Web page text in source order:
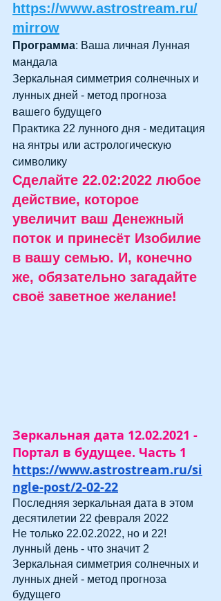
https://www.astrostream.ru/
mirrow
Программа: Ваша личная Лунная
мандала
Зеркальная симметрия солнечных и
лунных дней - метод прогноза
вашего будущего
Практика 22 лунного дня - медитация
на янтры или астрологическую
символику
Сделайте 22.02:2022 любое
действие, которое
увеличит ваш Денежный
поток и принесёт Изобилие
в вашу семью. И, конечно
же, обязательно загадайте
своё заветное желание!
Зеркальная дата 12.02.2021 -
Портал в будущее. Часть 1
https://www.astrostream.ru/si
ngle-post/2-02-22
Последняя зеркальная дата в этом
десятилетии 22 февраля 2022
Не только 22.02.2022, но и 22!
лунный день - что значит 2
Зеркальная симметрия солнечных и
лунных дней - метод прогноза
будущего